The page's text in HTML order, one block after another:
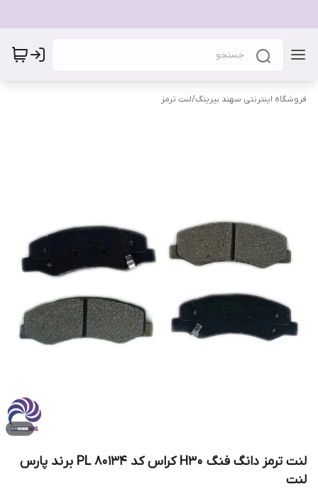
فروشگاه اینترنتی سهند بیرینگ/لنت ترمز
لنت ترمز دانگ فنگ H30 کراس کد PL 80134 برند پارس
لنت